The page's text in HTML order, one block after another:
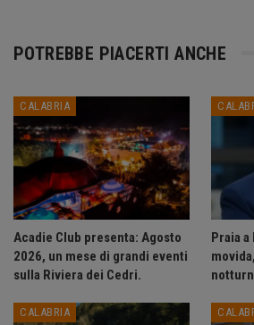
POTREBBE PIACERTI ANCHE
CALABRIA
Acadie Club presenta: Agosto
2026, un mese di grandi eventi
sulla Riviera dei Cedri.
Praia
CALABRIA